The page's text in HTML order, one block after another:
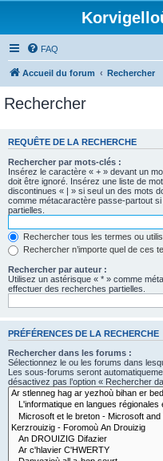
FAQ
Accueil du forum Rechercher
Rechercher
REQUÊTE DE LA RECHERCHE
Rechercher par mots-clés :
Insérez le caractère « + » devant un
doit être ignoré. Insérez une liste de
discontinues « | » si seul un des mots
comme métacaractère passe-partout
partielles.
Rechercher tous les termes ou
Rechercher n’importe quel de ces
Rechercher par auteur :
Utilisez un astérisque « * » comme
effectuer des recherches partielles.
PRÉFÉRENCES DE LA RECHERCHE
Rechercher dans les forums :
Sélectionnez le ou les forums dans
Les sous-forums seront
désactivez pas l’option « Rechercher